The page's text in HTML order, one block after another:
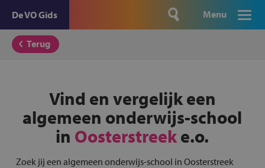
De VO Gids Menu
Terug
Vind en vergelijk een
algemeen onderwijs-school
in Oosterstreeke.o.
Zoek jij een algemeen onderwijs-school in Oosterstreek